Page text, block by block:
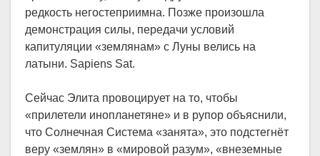
редкость негостеприимна. Позже произошла
демонстрация силы, передачи условий
капитуляции «землянам» с Луны велись на
латыни. Sapiens Sat.
Сейчас Элита провоцирует на то, чтобы
«прилетели инопланетяне» и в рупор объяснили,
что Солнечная Система «занята», это подстегнёт
веру «землян» в «мировой разум», «внеземные